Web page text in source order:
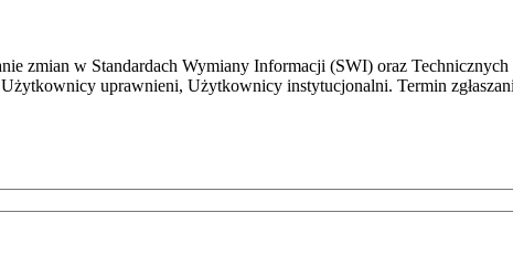
zmian w Standardach Wymiany Informacji (SWI) oraz
uprawnieni, Użytkownicy instytucjonalni. Termin